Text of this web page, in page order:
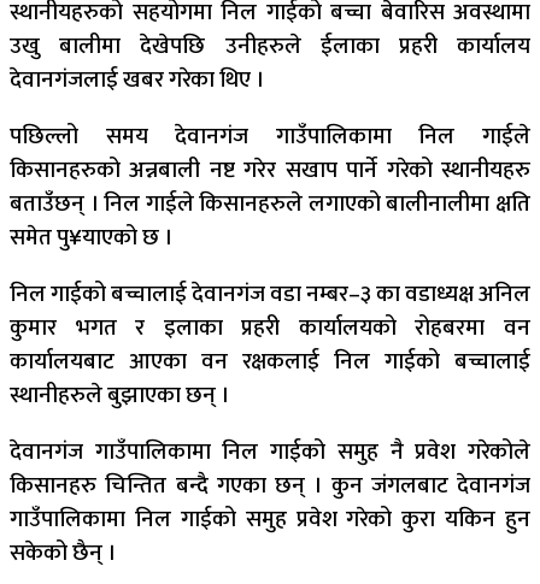
स्थानीयहरुको सहयोगमा निल गाईको बच्चा बेवारिस अवस्थामा
उखु बालीमा देखेपछि उनीहरुले ईलाका प्रहरी कार्यालय
देवानगंजलाई खबर गरेका थिए ।
पछिल्लो समय देवानगंज गाउँपालिकामा निल गाईले
किसानहरुको अन्नबाली नष्ट गरेर सखाप पार्ने गरेको स्थानीयहरु
बताउँछन् । निल गाईले किसानहरुले लगाएको बालीनालीमा क्षति
समेत पु¥याएको छ ।
निल गाईको बच्चालाई देवानगंज वडा नम्बर–३ का वडाध्यक्ष अनिल
कुमार भगत र इलाका प्रहरी कार्यालयको रोहबरमा वन
कार्यालयबाट आएका वन रक्षकलाई निल गाईको बच्चालाई
स्थानीहरुले बुझाएका छन् ।
देवानगंज गाउँपालिकामा निल गाईको समुह नै प्रवेश गरेकोले
किसानहरु चिन्तित बन्दै गएका छन् । कुन जंगलबाट देवानगंज
गाउँपालिकामा निल गाईको समुह प्रवेश गरेको कुरा यकिन हुन
सकेको छैन् ।